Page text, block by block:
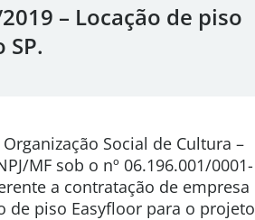
– Locação de piso
Social de Cultura –
MF sob o nº 06.196.001/0001-
a contratação de empresa
de piso Easyfloor para o projeto